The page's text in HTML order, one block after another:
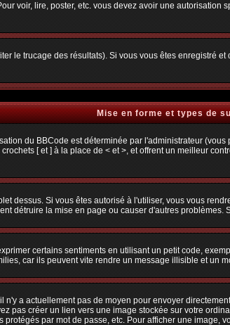
voir, lire, poster, etc. vous devez avoir une
le trucage des résultats). Si vous vous êtes enregistré
Mise en forme et types de
du BBCode est déterminée par l'administrateur
[ et ] à la place de < et >, et offrent un meilleur
dessus. Si vous êtes autorisé à l'utiliser, vous vous
détruire la mise en page ou causer d'autres
certains sentiments en utilisant un petit code,
car ils peuvent vite rendre un message illisible et un
a actuellement pas de moyen pour envoyer
pas créer un lien vers une image stockée sur votre
par mot de passe, etc. Pour afficher une